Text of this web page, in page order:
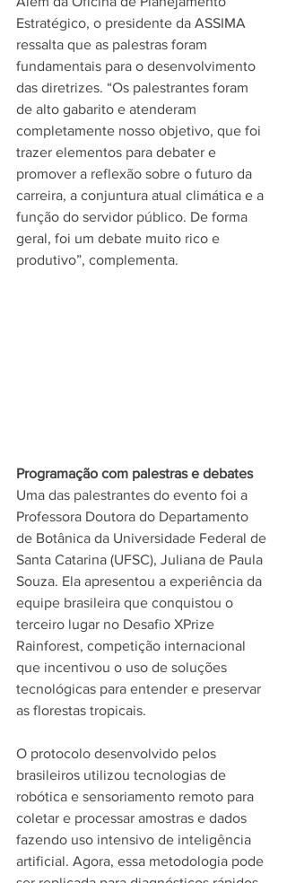
Estratégico, o presidente da ASSIMA
ressalta que as palestras foram
fundamentais para o desenvolvimento
das diretrizes. “Os palestrantes foram
de alto gabarito e atenderam
completamente nosso objetivo, que foi
trazer elementos para debater e
promover a reflexão sobre o futuro da
carreira, a conjuntura atual climática e a
função do servidor público. De forma
geral, foi um debate muito rico e
produtivo”, complementa.
Programação com palestras e debates
Uma das palestrantes do evento foi a
Professora Doutora do Departamento
de Botânica da Universidade Federal de
Santa Catarina (UFSC), Juliana de Paula
Souza. Ela apresentou a experiência da
equipe brasileira que conquistou o
terceiro lugar no Desafio XPrize
Rainforest, competição internacional
que incentivou o uso de soluções
tecnológicas para entender e preservar
as florestas tropicais.
O protocolo desenvolvido pelos
brasileiros utilizou tecnologias de
robótica e sensoriamento remoto para
coletar e processar amostras e dados
fazendo uso intensivo de inteligência
artificial. Agora, essa metodologia pode